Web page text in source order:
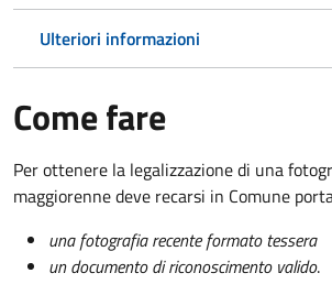
Ulteriori informazioni
Come fare
Per ottenere la legalizzazione di una
maggiorenne deve recarsi in Comune
una fotografia recente formato tessera
un documento di riconoscimento valido.